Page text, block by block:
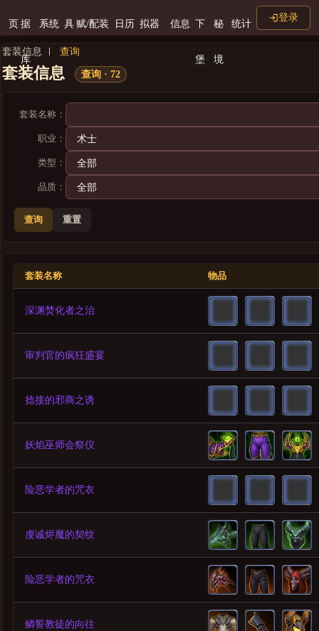
页 据
库
系统 具 赋/配装 日历 拟器 信息 下
堡
秘
境
统计
登录
套装信息 查询
套装信息 查询 · 72
套装名称：
职业：
类型：
品质：
查询 重置
套装名称 物品
深渊焚化者之治
审判官的疯狂盛宴
捻接的邪商之诱
妖焰巫师会祭仪
险恶学者的咒衣
虔诚烬魔的契纹
险恶学者的咒衣
鳞誓教徒的向往